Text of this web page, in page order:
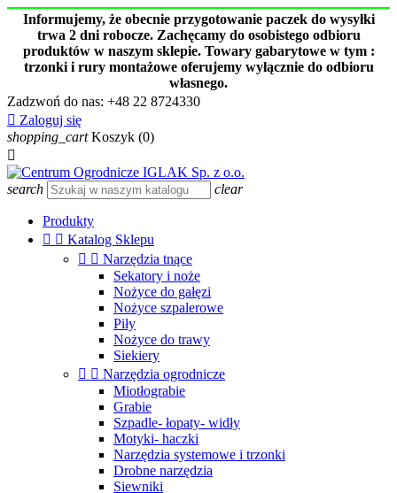
Informujemy, że obecnie przygotowanie paczek do wysyłki
trwa 2 dni robocze. Zachęcamy do osobistego odbioru
produktów w naszym sklepie. Towary gabarytowe w tym :
trzonki i rury montażowe oferujemy wyłącznie do odbioru
własnego.
Zadzwoń do nas: +48 22 8724330
 Zaloguj się
shopping_cart Koszyk (0)

search clear
Produkty
  Katalog Sklepu
  Narzędzia tnące
Sekatory i noże
Nożyce do gałęzi
Nożyce szpalerowe
Piły
Nożyce do trawy
Siekiery
  Narzędzia ogrodnicze
Miotłograbie
Grabie
Szpadle- łopaty- widły
Motyki- haczki
Narzędzia systemowe i trzonki
Drobne narzędzia
Siewniki